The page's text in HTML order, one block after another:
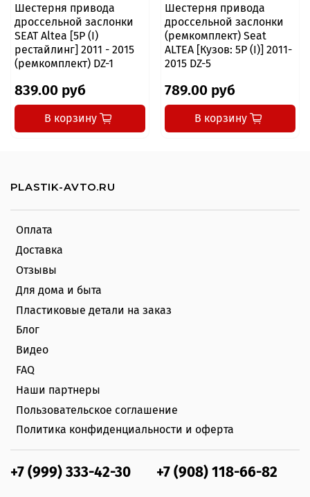
Шестерня привода
дроссельной заслонки
SEAT Altea [5P (I)
рестайлинг] 2011 - 2015
(ремкомплект) DZ-1
839.00 руб
В корзину
Шестерня привода
дроссельной заслонки
(ремкомплект) Seat
ALTEA [Кузов: 5P (I)] 2011-
2015 DZ-5
789.00 руб
В корзину
Оплата
Доставка
Отзывы
Для дома и быта
Пластиковые детали на заказ
Блог
Видео
FAQ
Наши партнеры
Пользовательское соглашение
Политика конфиденциальности и оферта
+7 (999) 333-42-30 +7 (908) 118-66-82
PLASTIK-AVTO.RU